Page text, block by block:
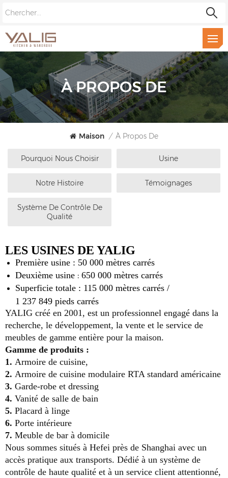
À PROPOS DE
Maison / À Propos De
Pourquoi Nous Choisir Usine
Notre Histoire Témoignages
Système De Contrôle De
Qualité
LES USINES DE YALIG
Première usine : 50 000 mètres carrés
Deuxième usine : 650 000 mètres carrés
Superficie totale : 115 000 mètres carrés /
1 237 849 pieds carrés
YALIG créé en 2001, est un professionnel engagé dans la
recherche, le développement, la vente et le service de
meubles de gamme entière pour la maison.
Gamme de produits :
1. Armoire de cuisine,
2. Armoire de cuisine modulaire RTA standard américaine
3. Garde-robe et dressing
4. Vanité de salle de bain
5. Placard à linge
6. Porte intérieure
7. Meuble de bar à domicile
Nous sommes situés à Hefei près de Shanghai avec un
accès pratique aux transports. Dédié à un système de
contrôle de haute qualité et à un service client attentionné,